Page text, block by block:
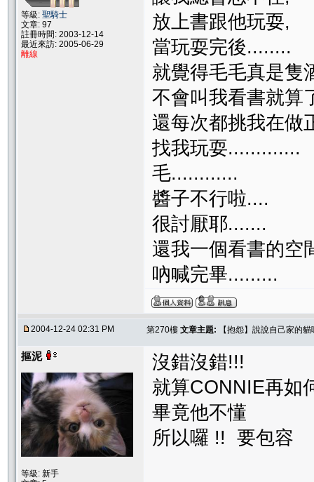
等級: 聖騎士
文章: 97
註冊時間: 2003-12-14
最近來訪: 2005-06-29
離線
放上書跟他玩耍,
當玩耍完後........
就覺得毛毛真是隻
不會叫我看書就算
還每次都挑我在做
找我玩耍.............
毛............
醬子不行啦....
很討厭耶.......
還我一個看書的空
吶喊完畢.........
2004-12-24 02:31 PM 第270樓 文章主題: 【抱怨】說說自己家的
摳泥
等級: 新手
沒錯沒錯!!!
就算CONNIE再如
畢竟他不懂
所以囉 !! 要包容